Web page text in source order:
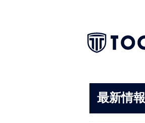
最新情報